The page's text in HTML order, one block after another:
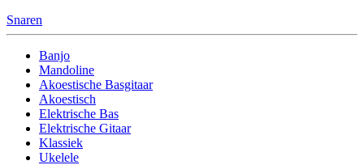
Snaren
Banjo
Mandoline
Akoestische Basgitaar
Akoestisch
Elektrische Bas
Elektrische Gitaar
Klassiek
Ukelele